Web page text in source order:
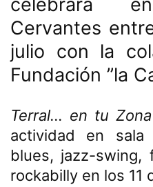
celebrará
Cervantes
julio con la
Fundación ”la
Terral… en tu Zona
actividad en
blues, jazz-swing,
rockabilly en los 11